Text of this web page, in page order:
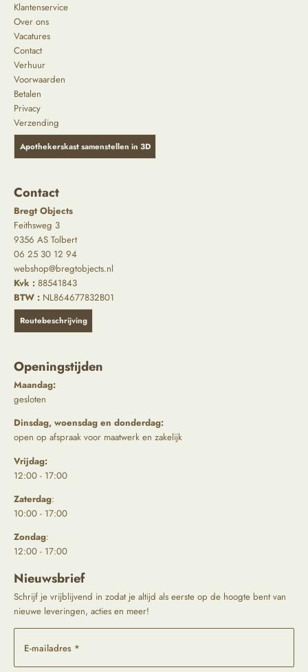
Klantenservice
Over ons
Vacatures
Contact
Verhuur
Voorwaarden
Betalen
Privacy
Verzending
Apothekerskast samenstellen in 3D
Contact
Bregt Objects
Feithsweg 3
9356 AS Tolbert
06 25 30 12 94
webshop@bregtobjects.nl
Kvk : 88541843
BTW : NL864677832B01
Routebeschrijving
Openingstijden
Maandag:
gesloten
Dinsdag, woensdag en donderdag:
open op afspraak voor maatwerk en zakelijk
Vrijdag:
12:00 - 17:00
Zaterdag:
10:00 - 17:00
Zondag:
12:00 - 17:00
Nieuwsbrief
Schrijf je vrijblijvend in zodat je altijd als eerste op de hoogte bent van
nieuwe leveringen, acties en meer!
E-mailadres *